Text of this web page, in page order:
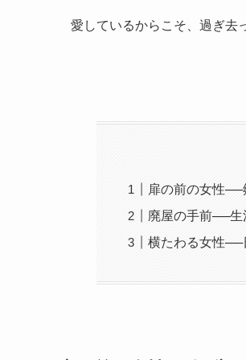
愛しているからこそ、過ぎ去
扉の前の女性──
廃屋の手前──生
横たわる女性──